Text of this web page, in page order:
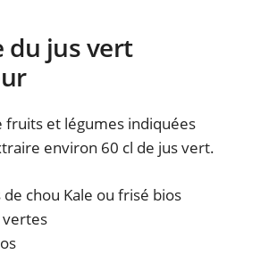
du jus vert
fruits et légumes indiquées
environ 60 cl de jus vert.
chou Kale ou frisé bios